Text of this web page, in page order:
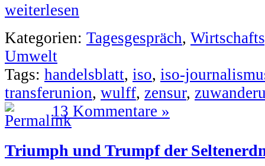
weiterlesen
Kategorien: Tagesgespräch,
Umwelt
Tags: handelsblatt, iso, iso-
transferunion, wulff, zensur,
13 Kommentare »
Triumph und Trumpf der